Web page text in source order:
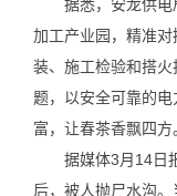
据悉，安龙供电
加工产业园，精准
装、施工检验和搭
题，以安全可靠的
富，让春茶香飘四方
据媒体3月14日报
后，被人抛尸水沟